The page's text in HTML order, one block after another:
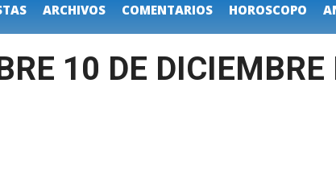
ARCHIVOS COMENTARIOS HOROSCOPO
10 DE